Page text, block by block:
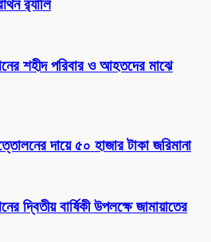
র‌্যালি
শহীদ পরিবার ও আহতদের মাঝে
দায়ে ৫০ হাজার টাকা জরিমানা
দ্বিতীয় বার্ষিকী উপলক্ষে জামায়াতের